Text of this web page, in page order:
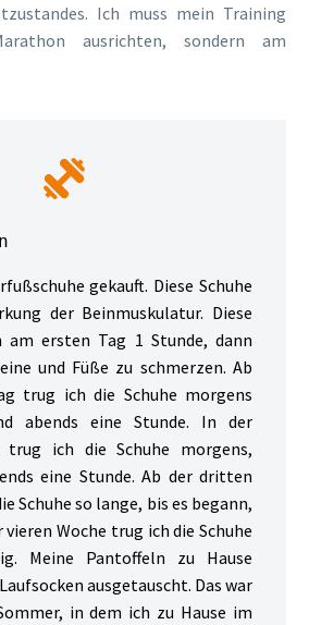
Ich muss mein Training
ausrichten, sondern am


gekauft. Diese Schuhe
der Beinmuskulatur. Diese
am ersten Tag 1 Stunde, dann
und Füße zu schmerzen. Ab
trug ich die Schuhe morgens
abends eine Stunde. In der
trug ich die Schuhe morgens,
eine Stunde. Ab der dritten
Schuhe so lange, bis es begann,
Woche trug ich die Schuhe
Meine Pantoffeln zu Hause
ausgetauscht. Das war
in dem ich zu Hause im